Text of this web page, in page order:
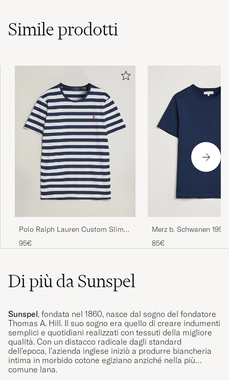
Simileprodotti
Polo Ralph Lauren Custom Slim
Fit Striped T-Shirt Newport Navy
95€
Merz b. Schwanen
Loopwheeled T-shirt
85€
Di più da Sunspel
Sunspel, fondata nel 1860, nasce dal sogno del fondatore
Thomas A. Hill. Il suo sogno era quello di creare indumenti
semplici e quotidiani realizzati con tessuti della migliore
qualità. Con un distacco radicale dagli standard
dell'epoca, l'azienda inglese iniziò a produrre biancheria
intima in morbido cotone egiziano anziché nella più
comune lana.